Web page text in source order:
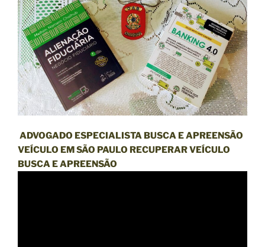
O
E
M
ADVOGADO ESPECIALISTA BUSCA E APREENSÃO
VEÍCULO EM SÃO PAULO RECUPERAR VEÍCULO
BUSCA E APREENSÃO